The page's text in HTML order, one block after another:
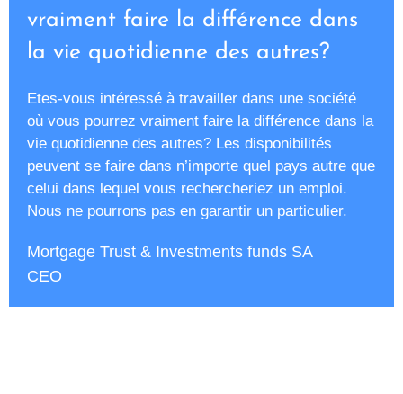
vraiment faire la différence dans
la vie quotidienne des autres? ​
Etes-vous intéressé à travailler dans une société
où vous pourrez vraiment faire la différence dans la
vie quotidienne des autres? ​Les disponibilités
peuvent se faire dans n’importe quel pays autre que
celui dans lequel vous rechercheriez un emploi.
Nous ne pourrons pas en garantir un particulier.
Mortgage Trust & Investments funds SA
CEO